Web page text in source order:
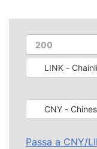
LINK -
CNY -
Passa a CNY/